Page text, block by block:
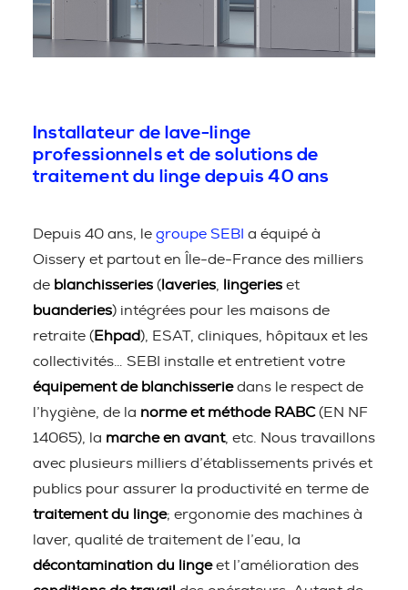
Installateur de lave-linge
professionnels et de solutions de
traitement du linge depuis 40 ans
Depuis 40 ans, le groupe SEBI a équipé à
Oissery et partout en Île-de-France des milliers
de blanchisseries ( laveries lingeries et
buanderies) intégrées pour les maisons de
retraite (Ehpad), ESAT, cliniques, hôpitaux et les
collectivités… SEBI installe et entretient votre
équipement de blanchisseriedans le respect de
l’hygiène, de la norme et méthode RABC(EN NF
14065), la marche en avant, etc. Nous travaillons
avec plusieurs milliers d’établissements privés et
publics pour assurer la productivité en terme de
traitement du linge; ergonomie des machines à
laver, qualité de traitement de l’eau, la
décontamination du lingeet l’amélioration des